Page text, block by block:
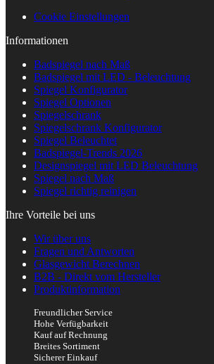
Cookie Einstellungen
Informationen
Badspiegel nach Maß
Badspiegel mit LED - Beleuchtung
Spiegel Konfigurator
Spiegel Optionen
Spiegelschrank
Spiegelschrank Konfigurator
Spiegel Beleuchtet
Badspiegel-Trends 2026
Designspiegel mit LED Beleuchtung
Spiegel nach Maß
Spiegel richtig reinigen
Ihre Vorteile bei uns
Wir über uns
Fragen und Antworten
Glasgewicht Berechnen
B2B - Direkt vom Hersteller
Produktinformation
Freundlicher Service
Hohe Verfügbarkeit
Kauf auf Rechnung
Breites Sortiment
Sicherer Einkauf